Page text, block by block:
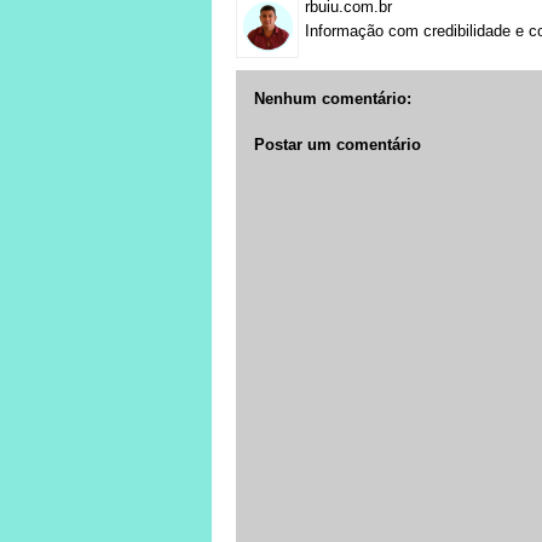
rbuiu.com.br
Informação com credibilidade e
Nenhum comentário:
Postar um comentário